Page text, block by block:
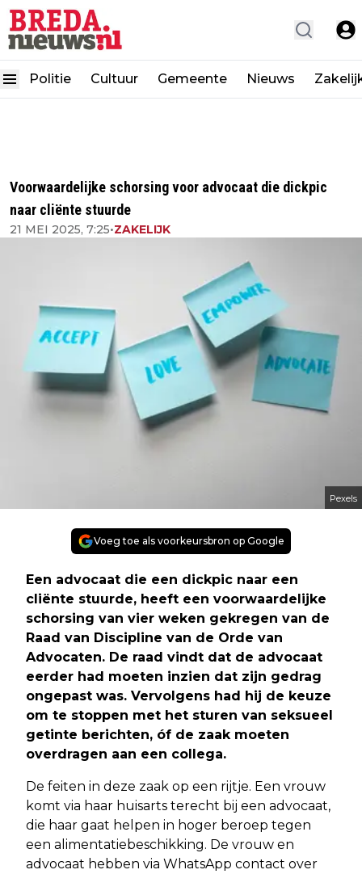
Politie Cultuur Gemeente Nieuws
Voorwaardelijke schorsing voor advocaat die dickpic
naar cliënte stuurde
21 MEI 2025, 7:25•ZAKELIJK
Pexels
Voeg toe als voorkeursbron op Google
Een advocaat die een dickpic naar een
cliënte stuurde, heeft een voorwaardelijke
schorsing van vier weken gekregen van de
Raad van Discipline van de Orde van
Advocaten. De raad vindt dat de advocaat
eerder had moeten inzien dat zijn gedrag
ongepast was. Vervolgens had hij de keuze
om te stoppen met het sturen van seksueel
getinte berichten, óf de zaak moeten
overdragen aan een collega.
De feiten in deze zaak op een rijtje. Een vrouw
komt via haar huisarts terecht bij een advocaat,
die haar gaat helpen in hoger beroep tegen
een alimentatiebeschikking. De vrouw en
advocaat hebben via WhatsApp contact over